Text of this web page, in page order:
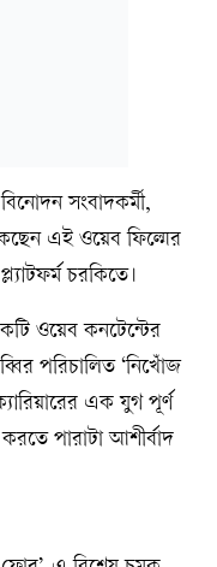
সংবাদকর্মী,
এই ওয়েব ফিল্মের
চরকিতে।
ওয়েব কনটেন্টের
পরিচালিত ‘নিখোঁজ
এক যুগ পূর্ণ
পারাটা আশীর্বাদ